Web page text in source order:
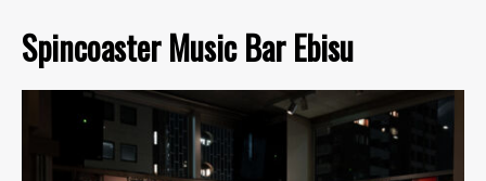
Spincoaster Music Bar Ebisu